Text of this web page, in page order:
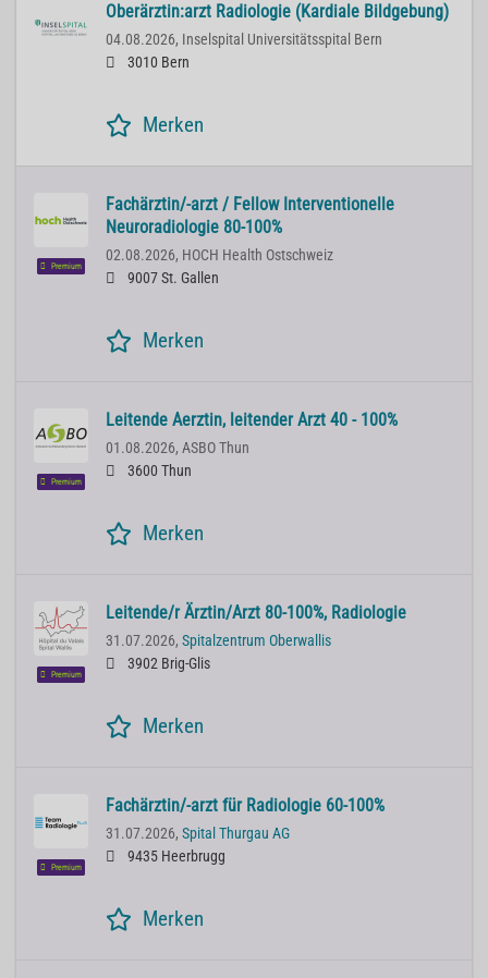
Oberärztin:arzt Radiologie (Kardiale Bildgebung)
04.08.2026, Inselspital Universitätsspital Bern
3010 Bern
Merken
Premium
Fachärztin/-arzt / Fellow Interventionelle
Neuroradiologie 80-100%
02.08.2026, HOCH Health Ostschweiz
9007 St. Gallen
Merken
Premium
Leitende Aerztin, leitender Arzt 40 - 100%
01.08.2026, ASBO Thun
3600 Thun
Merken
Premium
Leitende/r Ärztin/Arzt 80-100%, Radiologie
31.07.2026, Spitalzentrum Oberwallis
3902 Brig-Glis
Merken
Premium
Fachärztin/-arzt für Radiologie 60-100%
31.07.2026, Spital Thurgau AG
9435 Heerbrugg
Merken